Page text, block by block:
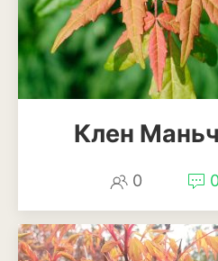
Картофель
Листовая капуста
Лук
Пекинская и китайская
капуста
Клен
0